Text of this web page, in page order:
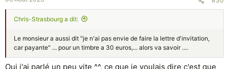
Chris-Strasbourg a dit:
Le monsieur a aussi dit "je n'ai pas envie de faire la lettre d'invitation,
car payante" ... pour un timbre a 30 euros,... alors va savoir ....
Oui j'ai parlé un peu vite ^^, ce que je voulais dire c'est que